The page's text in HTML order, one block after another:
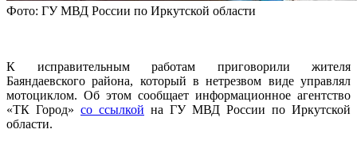
Фото: ГУ МВД России по Иркутской области
К исправительным работам приговорили жителя
Баяндаевского района, который в нетрезвом виде управлял
мотоциклом. Об этом сообщает информационное агентство
«ТК Город» со ссылкой на ГУ МВД России по Иркутской
области.